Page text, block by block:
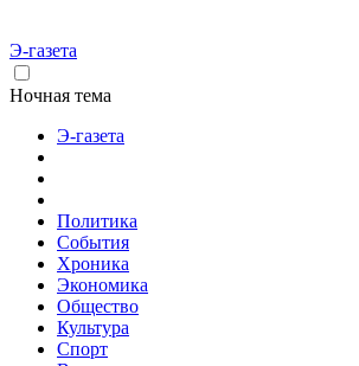
Э-газета
Ночная тема
Э-газета
Политика
События
Хроника
Экономика
Общество
Культура
Спорт